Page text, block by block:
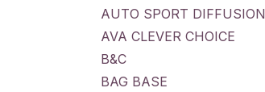
AUTO SPORT DIFFUSION
AVA CLEVER CHOICE
B&C
BAG BASE